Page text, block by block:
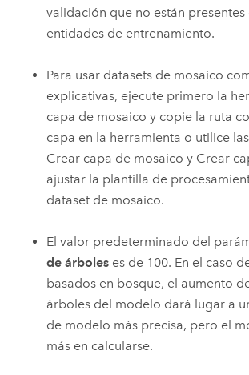
validación que no están presentes
entidades de entrenamiento.
Para usar datasets de mosaico
explicativas, ejecute primero la
capa de mosaico y copie la ruta
capa en la herramienta o utilice
Crear capa de mosaico y Crear
ajustar la plantilla de
dataset de mosaico.
El valor predeterminado del
de árboles es de 100. En el caso
basados en bosque, el aumento
árboles del modelo dará lugar a
de modelo más precisa, pero el
más en calcularse.